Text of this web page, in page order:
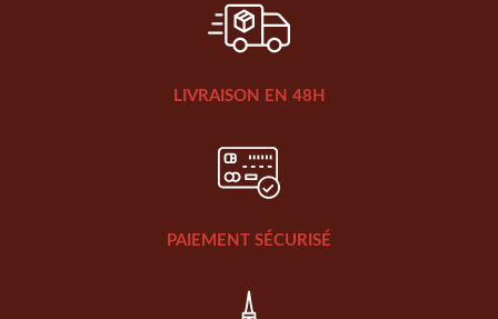
LIVRAISON EN 48H
PAIEMENT SÉCURISÉ